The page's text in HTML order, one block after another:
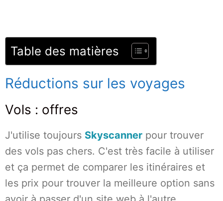
Table des matières
Réductions sur les voyages
Vols : offres
J'utilise toujours Skyscanner pour trouver
des vols pas chers. C'est très facile à utiliser
et ça permet de comparer les itinéraires et
les prix pour trouver la meilleure option sans